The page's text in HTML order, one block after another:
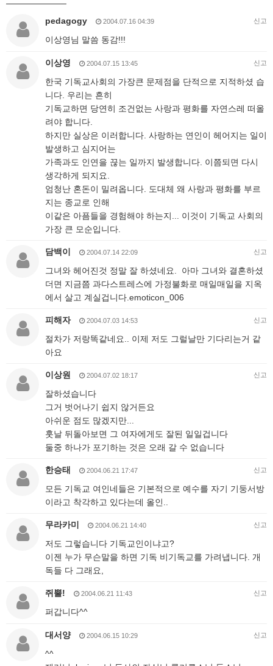
pedagogy 2004.07.16 04:39 신고
이상영님 말씀 동감!!!
이상영 2004.07.15 13:45 신고
한국 기독교사회의 가장큰 문제점을 단적으로 지적하셨 습
니다. 우리는 흔히
기독교하면 당연히 조건없는 사랑과 평화를 자연스레 떠올
려야 합니다.
하지만 실상은 이러합니다. 사랑하는 연인이 헤어지는 일이
발생하고 심지어는
가족과도 인연을 끊는 일까지 발생합니다. 이쯤되면 다시
생각하게 되지요.
엄청난 혼돈이 밀려옵니다. 도대체 왜 사랑과 평화를 부르
지는 종교로 인해
이같은 아픔들을 경험해야 하는지... 이것이 기독교 사회의
가장 큰 모순입니다.
담백이 2004.07.14 22:09 신고
그녀와 헤어진것 정말 잘 하셨네요. 아마 그녀와 결혼하셨
더면 지금쯤 과다스트레스에 가정불화로 매일매일을 지옥
에서 살고 계실겁니다.emoticon_006
피해자 2004.07.03 14:53 신고
절차가 저랑똑같네요.. 이제 저도 그럴날만 기다리는거 같
아요
이상원 2004.07.02 18:17 신고
잘하셨습니다
그거 벗어나기 쉽지 않거든요
아쉬운 점도 많겠지만...
훗날 뒤돌아보면 그 여자에게도 잘된 일일겁니다
둘중 하나가 포기하는 것은 오래 갈 수 없습니다
한승태 2004.06.21 17:47 신고
모든 기독교 여인네들은 기본적으로 예수를 자기 기둥서방
이라고 착각하고 있다는데 올인..
무라카미 2004.06.21 14:40 신고
저도 그렇습니다 기독교인이냐고?
이젠 누가 무슨말을 하면 기독 비기독교를 가려냅니다. 개
독들 다 그래요,
쥐뿔! 2004.06.21 11:43 신고
퍼갑니다^^
대서양 2004.06.15 10:29 신고
^^